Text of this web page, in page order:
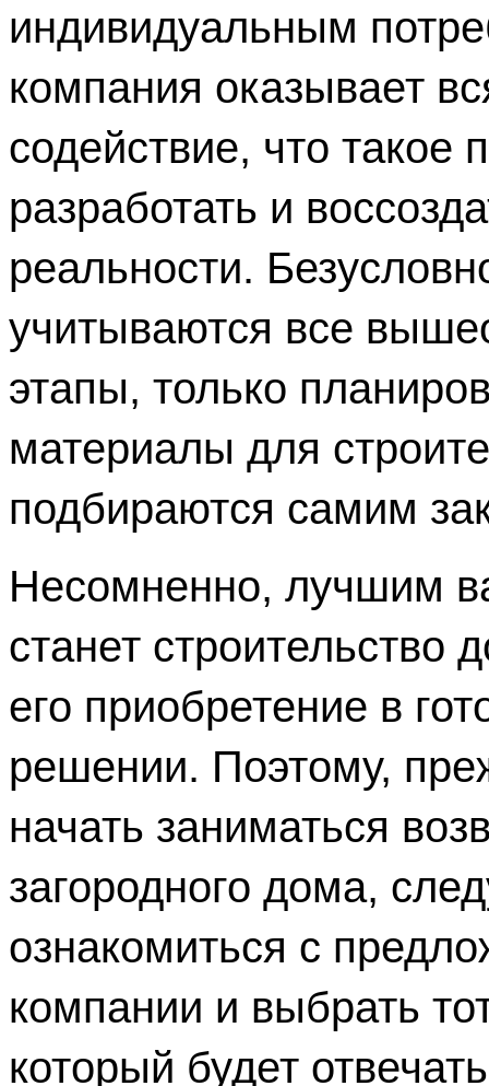
индивидуальным
компания оказывает
содействие, что такое
разработать и
реальности.
учитываются все
этапы, только
материалы для
подбираются самим
Несомненно, лучшим
станет строительство
его приобретение в
решении. Поэтому,
начать заниматься
загородного дома,
ознакомиться с
компании и выбрать
который будет